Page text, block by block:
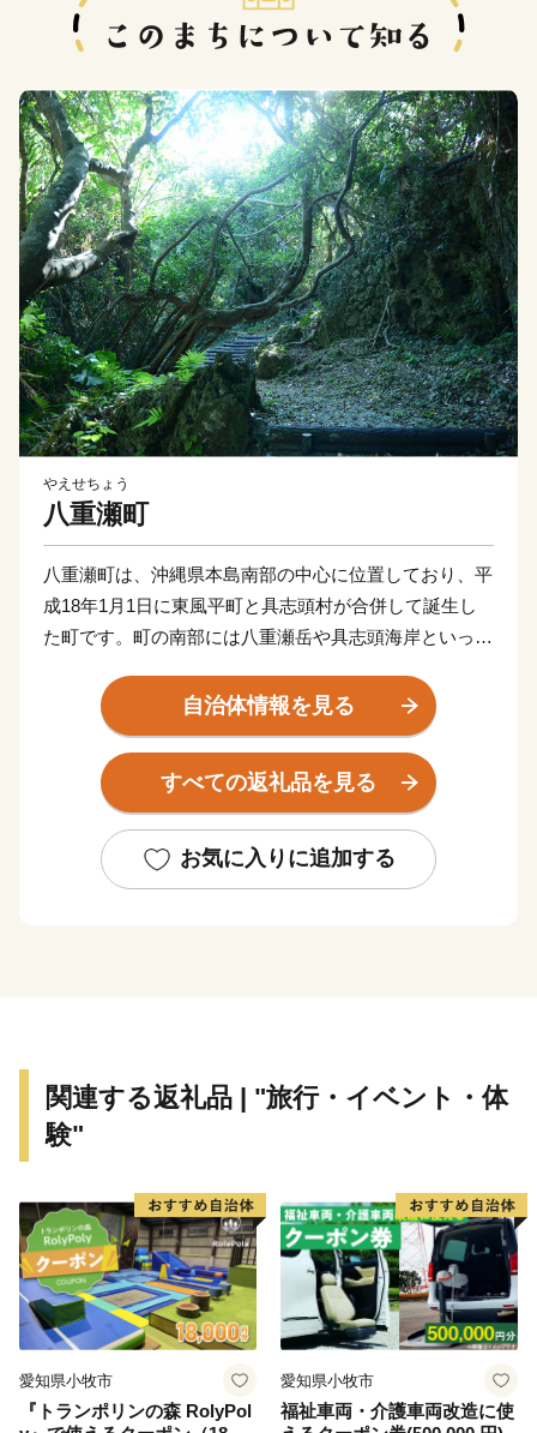
やえせちょう
八重瀬町
八重瀬町は、沖縄県本島南部の中心に位置しており、平
成18年1月1日に東風平町と具志頭村が合併して誕生し
た町です。町の南部には八重瀬岳や具志頭海岸といった
おこなわれています。町の北部地域は、大型店舗の進出
や集合住宅の増加など、都市化が進展しており、田園と
都市が共存する町となっています。
自治体情報を見る
すべての返礼品を見る
お気に入りに追加する
関連する返礼品 | "旅行・イベント・体
験"
愛知県小牧市
『トランポリンの森 RolyPol
愛知県小牧市
福祉車両・介護車両改造に使